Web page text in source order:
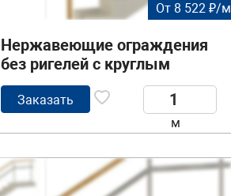
От 8 522 ₽/м
Нержавеющие ограждения
без ригелей с круглым
поручнем и стойками с
деревянными вставками
Заказать
м